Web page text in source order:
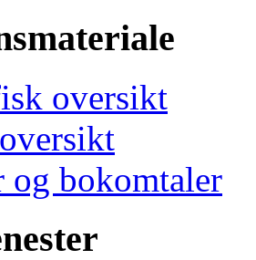
oversikt
bokomtaler